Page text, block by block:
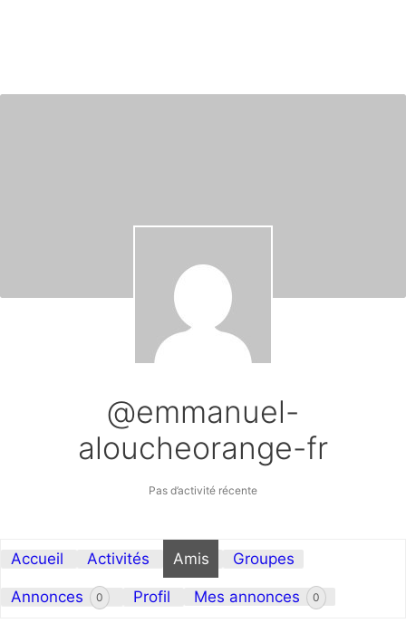
@emmanuel-
aloucheorange-fr
Pas d’activité récente
Accueil Activités Amis Groupes
Annonces 0 Profil Mes annonces 0